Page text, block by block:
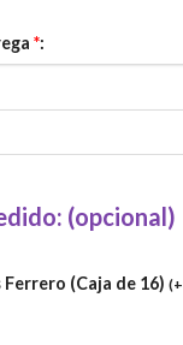
*:
(opcional)
(Caja de 16) (+